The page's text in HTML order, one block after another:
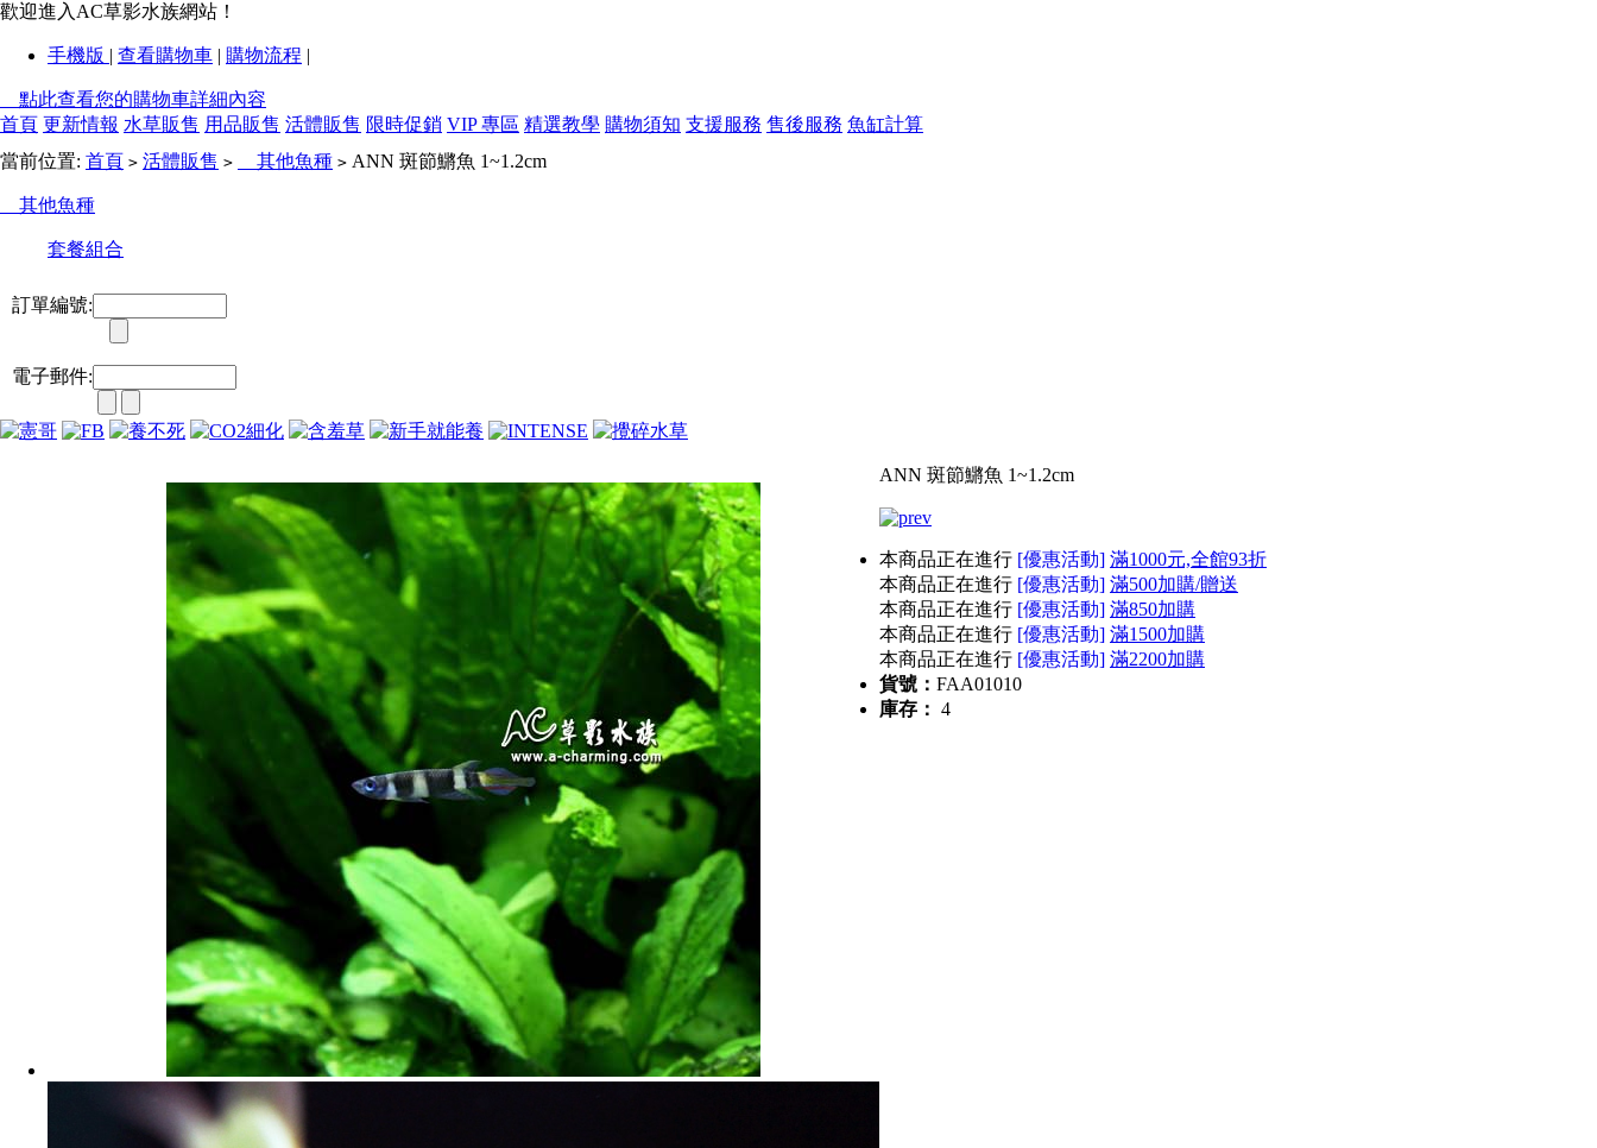
歡迎進入AC草影水族網站！
手機版 | 查看購物車 | 購物流程 |
點此查看您的購物車詳細內容
首頁 更新情報 水草販售 用品販售 活體販售 限時促銷 VIP 專區 精選教學 購物須知 支援服務 售後服務 魚缸計算
當前位置: 首頁 > 活體販售 > 其他魚種 > ANN 斑節鱂魚 1~1.2cm
其他魚種
套餐組合
訂單編號:
電子郵件:
ANN 斑節鱂魚 1~1.2cm
本商品正在進行 [優惠活動] 滿1000元,全館93折
本商品正在進行 [優惠活動] 滿500加購/贈送
本商品正在進行 [優惠活動] 滿850加購
本商品正在進行 [優惠活動] 滿1500加購
本商品正在進行 [優惠活動] 滿2200加購
貨號： FAA01010
庫存： 4